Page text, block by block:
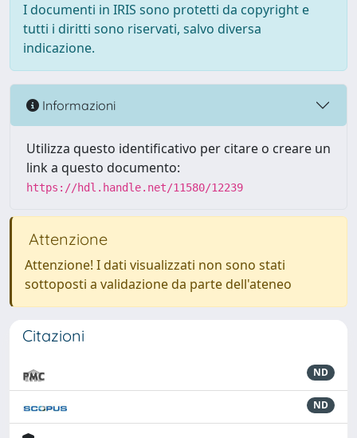
I documenti in IRIS sono protetti da copyright e
tutti i diritti sono riservati, salvo diversa
indicazione.
Informazioni
Utilizza questo identificativo per citare o creare un
link a questo documento:
https://hdl.handle.net/11580/12239
Attenzione
Attenzione! I dati visualizzati non sono stati
sottoposti a validazione da parte dell'ateneo
Citazioni
ND
ND